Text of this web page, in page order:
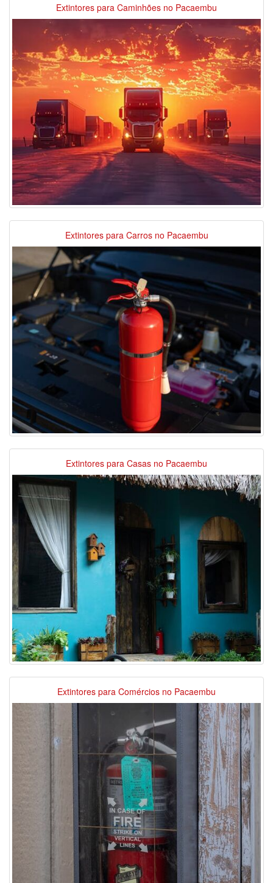
Extintores para Caminhões no Pacaembu
Extintores para Carros no Pacaembu
Extintores para Casas no Pacaembu
Extintores para Comércios no Pacaembu